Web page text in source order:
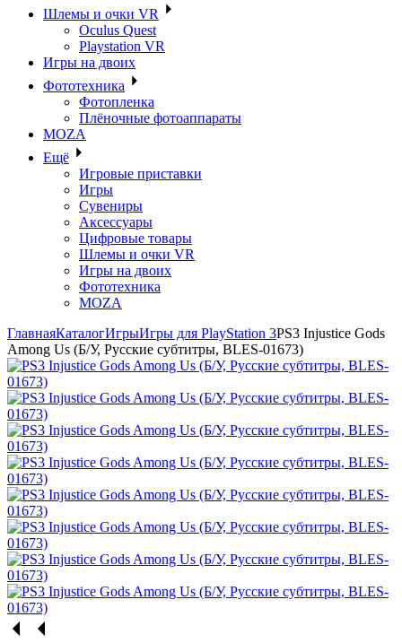
Шлемы и очки VR
Oculus Quest
Playstation VR
Игры на двоих
Фототехника
Фотопленка
Плёночные фотоаппараты
MOZA
Ещё
Игровые приставки
Игры
Сувениры
Аксессуары
Цифровые товары
Шлемы и очки VR
Игры на двоих
Фототехника
MOZA
ГлавнаяКаталогИгрыИгры для PlayStation 3PS3 Injustice Gods
Among Us (Б/У, Русские субтитры, BLES-01673)